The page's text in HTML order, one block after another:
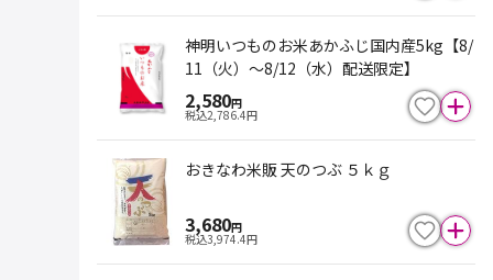
神明いつものお米あかふじ国内産5kg【8/
11（火）～8/12（水）配送限定】
2,580円
税込2,786.4円
おきなわ米販 天のつぶ ５ｋｇ
3,680円
税込3,974.4円